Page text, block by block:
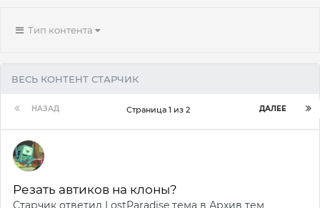
Тип контента
ВЕСЬ КОНТЕНТ СТАРЧИК
НАЗАД ДАЛЕЕ
Страница 1 из 2
Резать автиков на клоны?
Старчик ответил LostParadise тема в Архив тем